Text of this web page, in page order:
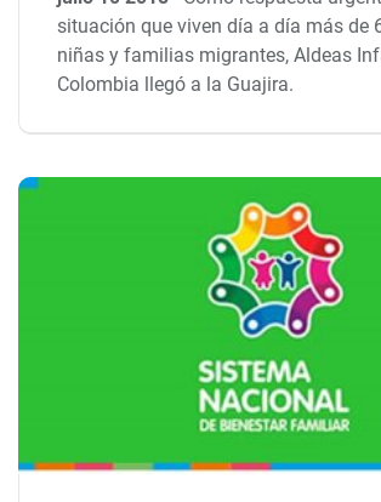
situación que viven día a día más de
niñas y familias migrantes, Aldeas
Colombia llegó a la Guajira.